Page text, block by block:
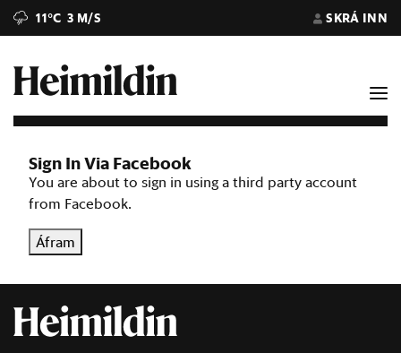
11°C 3 M/S SKRÁ INN
Sign In Via Facebook
You are about to sign in using a third party account
from Facebook.
Áfram